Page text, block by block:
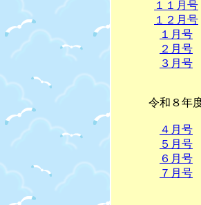
１１月号
１２月号
１月号
２月号
３月号
令和８年
４月号
５月号
６月号
７月号